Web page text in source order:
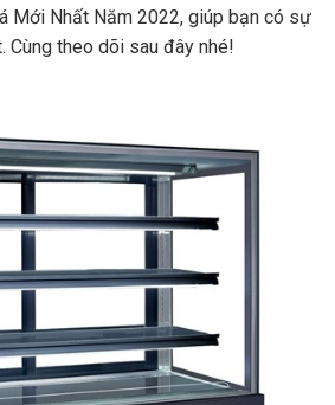
Mới Nhất Năm 2022, giúp bạn có sự
Cùng theo dõi sau đây nhé!